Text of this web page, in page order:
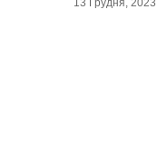
13 Грудня, 2023